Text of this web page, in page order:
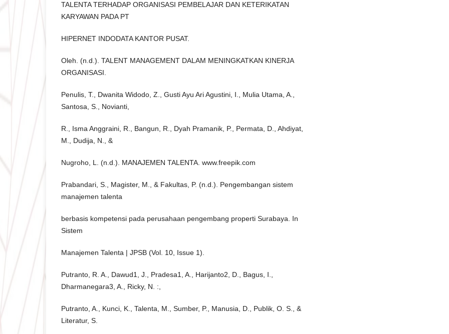
TALENTA TERHADAP ORGANISASI PEMBELAJAR DAN KETERIKATAN
KARYAWAN PADA PT
HIPERNET INDODATA KANTOR PUSAT.
Oleh. (n.d.). TALENT MANAGEMENT DALAM MENINGKATKAN KINERJA
ORGANISASI.
Penulis, T., Dwanita Widodo, Z., Gusti Ayu Ari Agustini, I., Mulia Utama, A.,
Santosa, S., Novianti,
R., Isma Anggraini, R., Bangun, R., Dyah Pramanik, P., Permata, D., Ahdiyat,
M., Dudija, N., &
Nugroho, L. (n.d.). MANAJEMEN TALENTA. www.freepik.com
Prabandari, S., Magister, M., & Fakultas, P. (n.d.). Pengembangan sistem
manajemen talenta
berbasis kompetensi pada perusahaan pengembang properti Surabaya. In
Sistem
Manajemen Talenta | JPSB (Vol. 10, Issue 1).
Putranto, R. A., Dawud1, J., Pradesa1, A., Harijanto2, D., Bagus, I.,
Dharmanegara3, A., Ricky, N. :,
Putranto, A., Kunci, K., Talenta, M., Sumber, P., Manusia, D., Publik, O. S., &
Literatur, S.